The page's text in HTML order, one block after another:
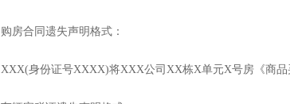
购房合同遗失声明格式：
XXX(身份证号XXXX)将XXX公司XX栋X单元X号房《商品